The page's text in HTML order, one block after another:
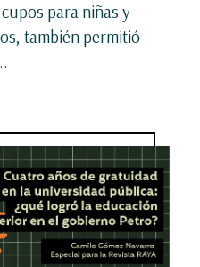
para niñas y
también permitió